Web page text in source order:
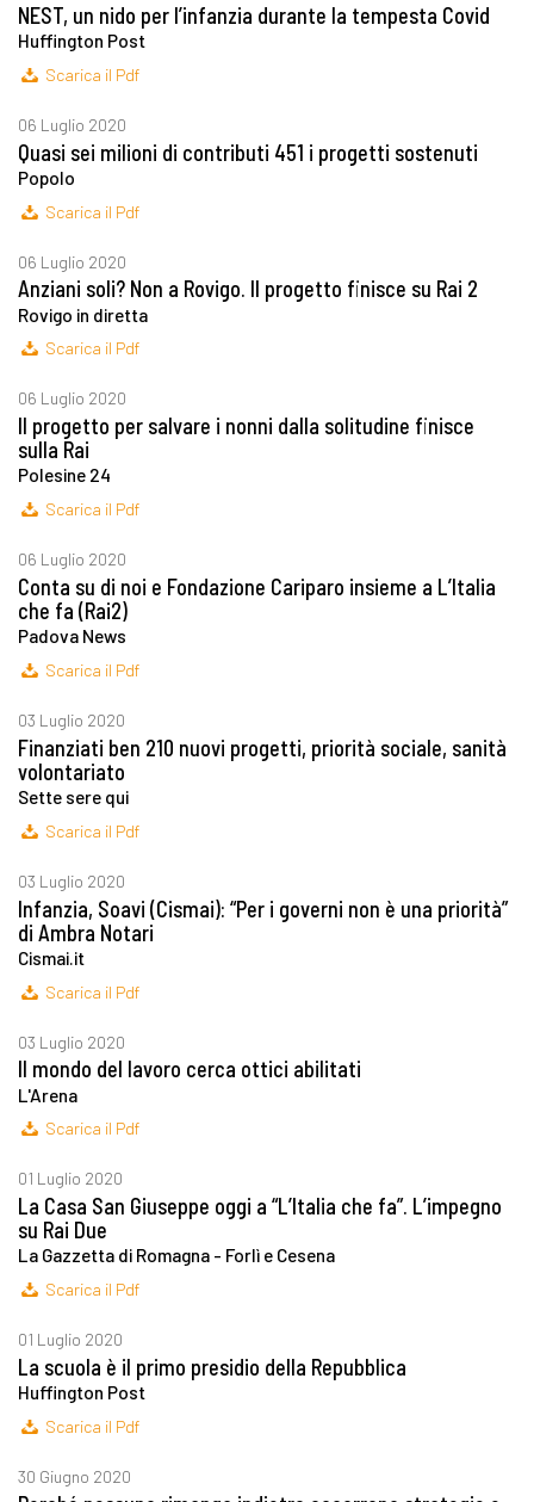
NEST, un nido per l’infanzia durante la tempesta Covid
Huffington Post
Scarica il Pdf
06 Luglio 2020
Quasi sei milioni di contributi 451 i progetti sostenuti
Popolo
Scarica il Pdf
06 Luglio 2020
Anziani soli? Non a Rovigo. Il progetto finisce su Rai 2
Rovigo in diretta
Scarica il Pdf
06 Luglio 2020
Il progetto per salvare i nonni dalla solitudine finisce
sulla Rai
Polesine 24
Scarica il Pdf
06 Luglio 2020
Conta su di noi e Fondazione Cariparo insieme a L’Italia
che fa (Rai2)
Padova News
Scarica il Pdf
03 Luglio 2020
Finanziati ben 210 nuovi progetti, priorità sociale, sanità
volontariato
Sette sere qui
Scarica il Pdf
03 Luglio 2020
Infanzia, Soavi (Cismai): “Per i governi non è una priorità”
di Ambra Notari
Cismai.it
Scarica il Pdf
03 Luglio 2020
Il mondo del lavoro cerca ottici abilitati
L'Arena
Scarica il Pdf
01 Luglio 2020
La Casa San Giuseppe oggi a “L’Italia che fa”. L’impegno
su Rai Due
La Gazzetta di Romagna - Forlì e Cesena
Scarica il Pdf
01 Luglio 2020
La scuola è il primo presidio della Repubblica
Huffington Post
Scarica il Pdf
30 Giugno 2020